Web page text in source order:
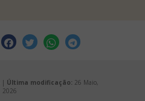
| Última modificação: 26 Maio,
2026